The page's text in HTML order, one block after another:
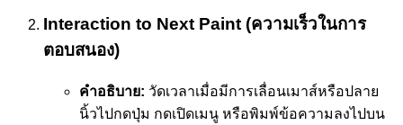
Interaction to Next Paint (ความเร็วในการ
ตอบสนอง)
คำอธิบาย: วัดเวลาเมื่อมีการเลื่อนเมาส์หรือปลาย
นิ้วไปกดปุ่ม กดเปิดเมนู หรือพิมพ์ข้อความลงไปบน